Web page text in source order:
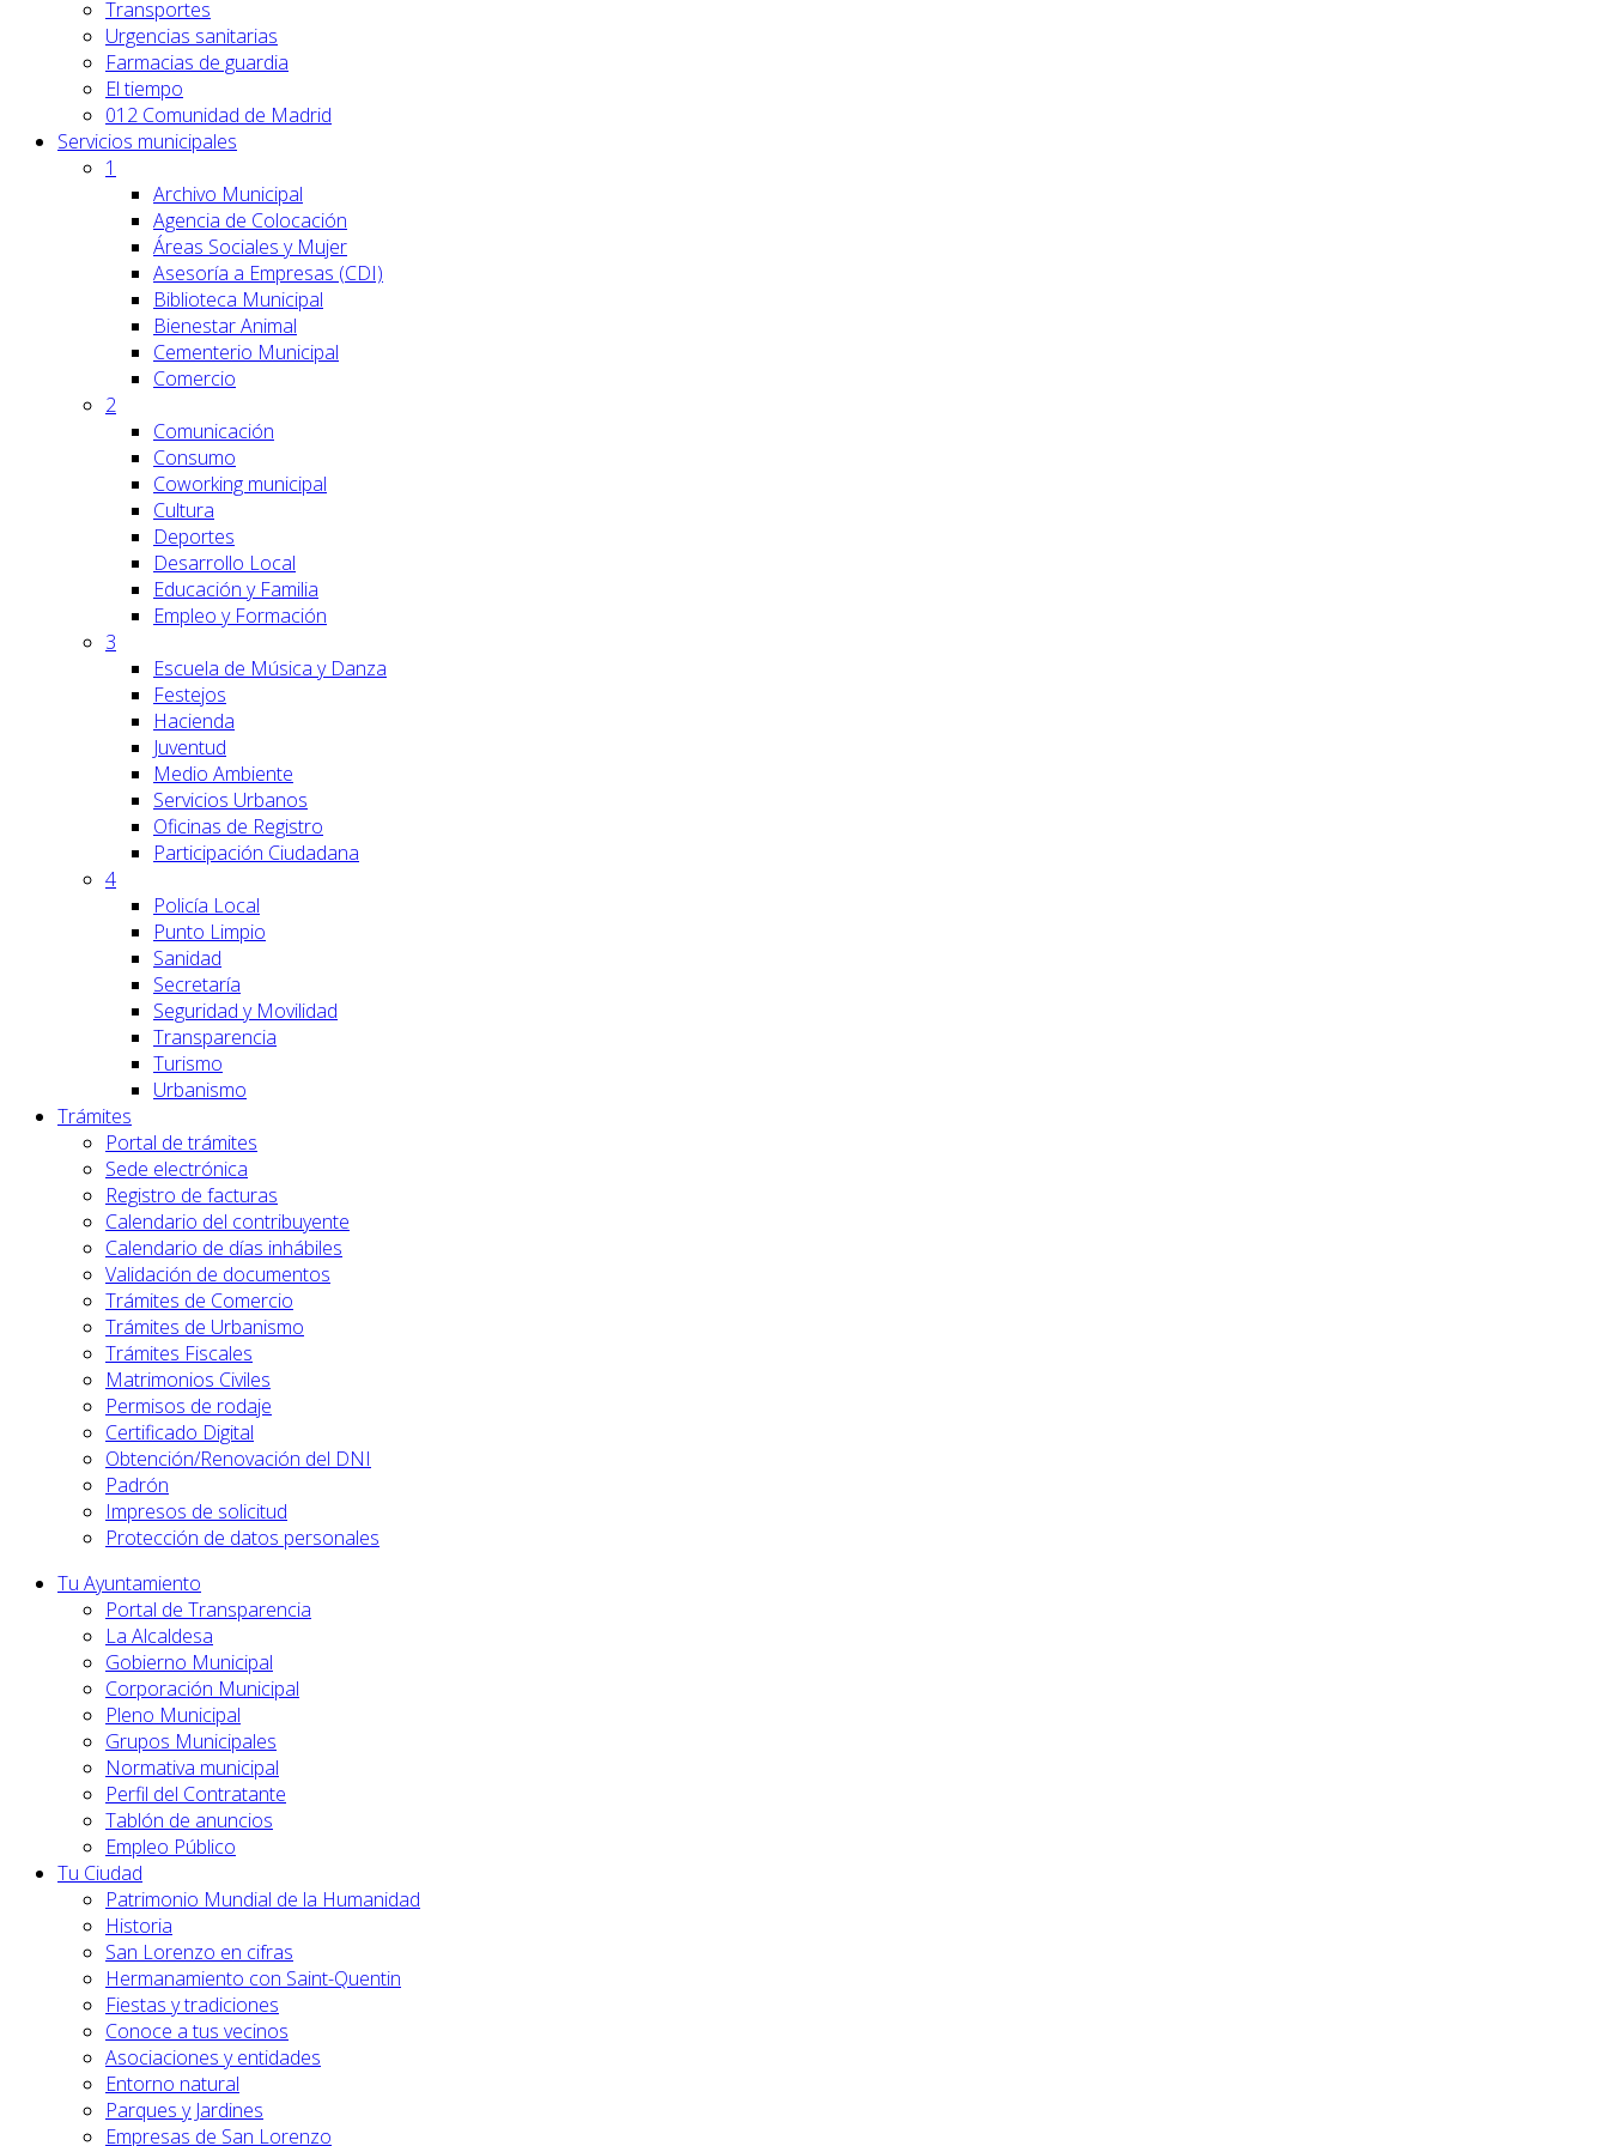
Transportes
Urgencias sanitarias
Farmacias de guardia
El tiempo
012 Comunidad de Madrid
Servicios municipales
1
Archivo Municipal
Agencia de Colocación
Áreas Sociales y Mujer
Asesoría a Empresas (CDI)
Biblioteca Municipal
Bienestar Animal
Cementerio Municipal
Comercio
2
Comunicación
Consumo
Coworking municipal
Cultura
Deportes
Desarrollo Local
Educación y Familia
Empleo y Formación
3
Escuela de Música y Danza
Festejos
Hacienda
Juventud
Medio Ambiente
Servicios Urbanos
Oficinas de Registro
Participación Ciudadana
4
Policía Local
Punto Limpio
Sanidad
Secretaría
Seguridad y Movilidad
Transparencia
Turismo
Urbanismo
Trámites
Portal de trámites
Sede electrónica
Registro de facturas
Calendario del contribuyente
Calendario de días inhábiles
Validación de documentos
Trámites de Comercio
Trámites de Urbanismo
Trámites Fiscales
Matrimonios Civiles
Permisos de rodaje
Certificado Digital
Obtención/Renovación del DNI
Padrón
Impresos de solicitud
Protección de datos personales
Tu Ayuntamiento
Portal de Transparencia
La Alcaldesa
Gobierno Municipal
Corporación Municipal
Pleno Municipal
Grupos Municipales
Normativa municipal
Perfil del Contratante
Tablón de anuncios
Empleo Público
Tu Ciudad
Patrimonio Mundial de la Humanidad
Historia
San Lorenzo en cifras
Hermanamiento con Saint-Quentin
Fiestas y tradiciones
Conoce a tus vecinos
Asociaciones y entidades
Entorno natural
Parques y Jardines
Empresas de San Lorenzo